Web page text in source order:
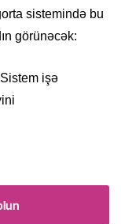
sistemində bu
görünəcək:
işə